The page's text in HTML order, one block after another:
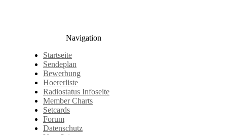
Navigation
Startseite
Sendeplan
Bewerbung
Hoererliste
Radiostatus Infoseite
Member Charts
Setcards
Forum
Datenschutz